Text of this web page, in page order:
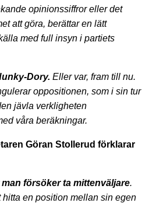
opinionssiffror eller det
att göra, berättar en lätt
med full insyn i partiets
Dory. Eller var, fram till nu.
oppositionen, som i sin tur
jävla verkligheten
våra beräkningar.
Göran Stollerud förklarar
försöker ta mittenväljare.
hitta en position mellan sin egen